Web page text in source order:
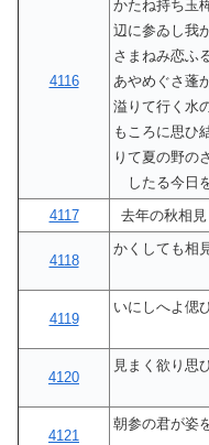
4116
かたね持ち玉
辺に参ゐし我
さまねみ恋ふ
あやめぐさ蓬
溢りて行く水
もころに思ひ
りて夏の野の
したる今日
4117
去年の秋相
4118
かくしても相
4119
いにしへよ偲
4120
見まく欲り思
4121
朝参の君が姿